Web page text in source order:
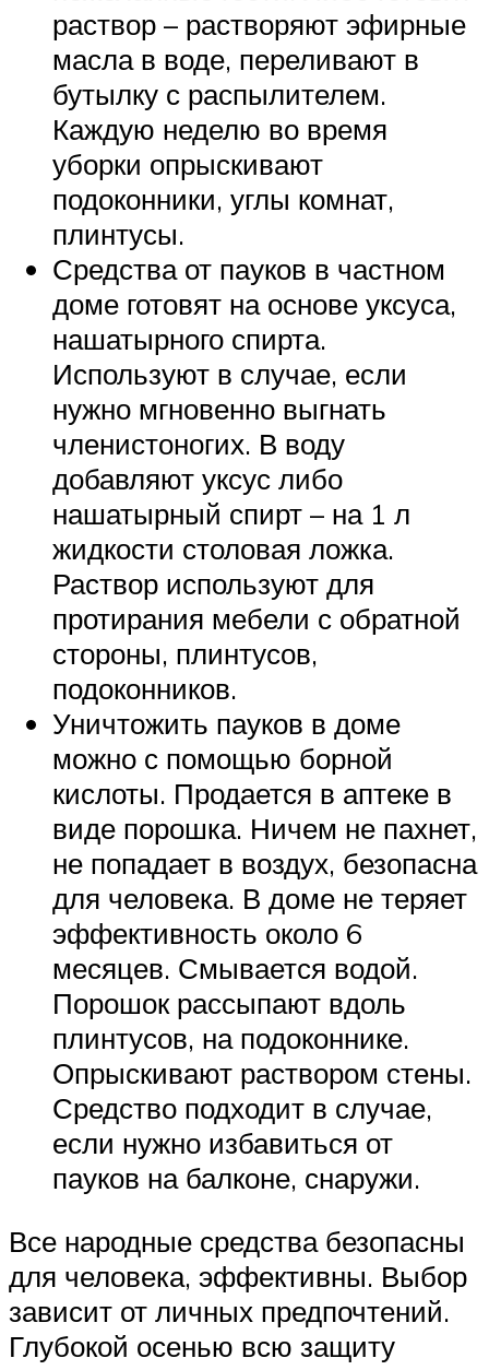
раствор – растворяют эфирные
масла в воде, переливают в
бутылку с распылителем.
Каждую неделю во время
уборки опрыскивают
подоконники, углы комнат,
плинтусы.
Средства от пауков в частном
доме готовят на основе уксуса,
нашатырного спирта.
Используют в случае, если
нужно мгновенно выгнать
членистоногих. В воду
добавляют уксус либо
нашатырный спирт – на 1 л
жидкости столовая ложка.
Раствор используют для
протирания мебели с обратной
стороны, плинтусов,
подоконников.
Уничтожить пауков в доме
можно с помощью борной
кислоты. Продается в аптеке в
виде порошка. Ничем не пахнет,
не попадает в воздух, безопасна
для человека. В доме не теряет
эффективность около 6
месяцев. Смывается водой.
Порошок рассыпают вдоль
плинтусов, на подоконнике.
Опрыскивают раствором стены.
Средство подходит в случае,
если нужно избавиться от
пауков на балконе, снаружи.
Все народные средства безопасны
для человека, эффективны. Выбор
зависит от личных предпочтений.
Глубокой осенью всю защиту